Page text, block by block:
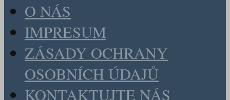
O NÁS
IMPRESUM
ZÁSADY OCHRANY
OSOBNÍCH ÚDAJŮ
KONTAKTUJTE NÁS